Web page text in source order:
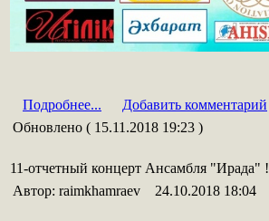
Подробнее...
Добавить комментарий
Обновлено ( 15.11.2018 19:23 )
11-отчетный концерт Ансамбля "Ирада" !
Автор: raimkhamraev
24.10.2018 18:04